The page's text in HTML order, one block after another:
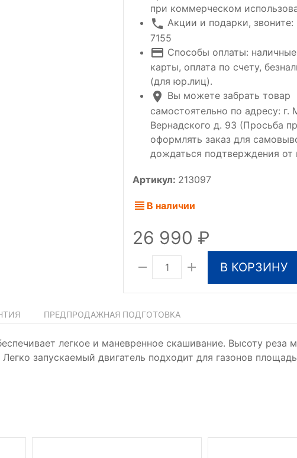
при коммерческом
Акции и подарки,
7155
Способы оплаты:
карты, оплата по счету,
(для юр.лиц).
Вы можете забрать товар
самостоятельно по адресу: г.
Вернадского д. 93 (Просьба
оформлять заказ для
дождаться подтверждения от
Артикул: 213097
В наличии
26 990
В КОРЗИНУ
ПРЕДПРОДАЖНАЯ ПОДГОТОВКА
легкое и маневренное скашивание. Высоту реза
запускаемый двигатель подходит для газонов